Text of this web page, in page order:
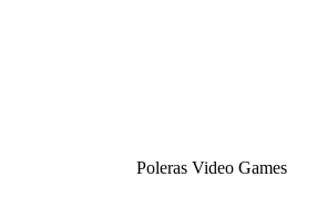
Poleras Video Games